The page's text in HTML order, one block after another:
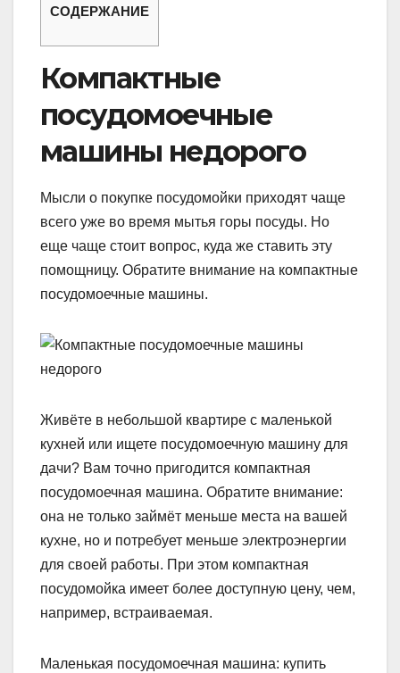
СОДЕРЖАНИЕ
Компактные
посудомоечные
машины недорого
Мысли о покупке посудомойки приходят чаще
всего уже во время мытья горы посуды. Но
еще чаще стоит вопрос, куда же ставить эту
помощницу. Обратите внимание на компактные
посудомоечные машины.
Живёте в небольшой квартире с маленькой
кухней или ищете посудомоечную машину для
дачи? Вам точно пригодится компактная
посудомоечная машина. Обратите внимание:
она не только займёт меньше места на вашей
кухне, но и потребует меньше электроэнергии
для своей работы. При этом компактная
посудомойка имеет более доступную цену, чем,
например, встраиваемая.
Маленькая посудомоечная машина: купить